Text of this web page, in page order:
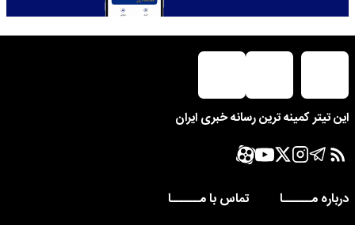
این تیتر کمینه ترین رسانه خبری ایران
درباره مــــــا
تماس با مــــــا